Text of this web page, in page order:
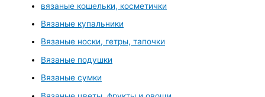
вязаные кошельки, косметички
Вязаные купальники
Вязаные носки, гетры, тапочки
Вязаные подушки
Вязаные сумки